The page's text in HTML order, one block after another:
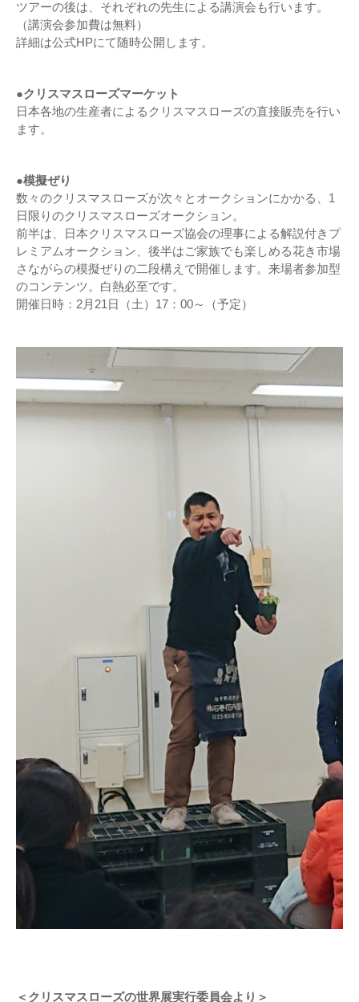
ツアーの後は、それぞれの先生による講演会も行います。
（講演会参加費は無料）
詳細は公式HPにて随時公開します。
●クリスマスローズマーケット
日本各地の生産者によるクリスマスローズの直接販売を行い
ます。
●模擬ぜり
数々のクリスマスローズが次々とオークションにかかる、1
日限りのクリスマスローズオークション。
前半は、日本クリスマスローズ協会の理事による解説付きプ
レミアムオークション、後半はご家族でも楽しめる花き市場
さながらの模擬ぜりの二段構えで開催します。来場者参加型
のコンテンツ。白熱必至です。
開催日時：2月21日（土）17：00～（予定）
＜クリスマスローズの世界展実行委員会より＞